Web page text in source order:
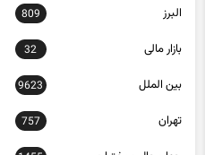
بازار مالی 32
بین الملل 9623
تهران 757
چهارمحال و بختیاری 1455